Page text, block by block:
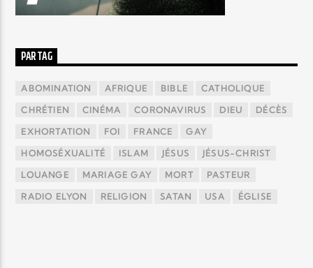
PAR TAG
ABOMINATION AFRIQUE BIBLE CATHOLIQUE
CHRÉTIEN CINÉMA CORONAVIRUS DIEU DÉCÈS
EXHORTATION FOI FRANCE GAY
HOMOSÉXUALITÉ ISLAM JÉSUS JÉSUS-CHRIST
LOUANGE MARIAGE GAY MORT PASTEUR
RADIO ELYON RELIGION SATAN USA ÉGLISE